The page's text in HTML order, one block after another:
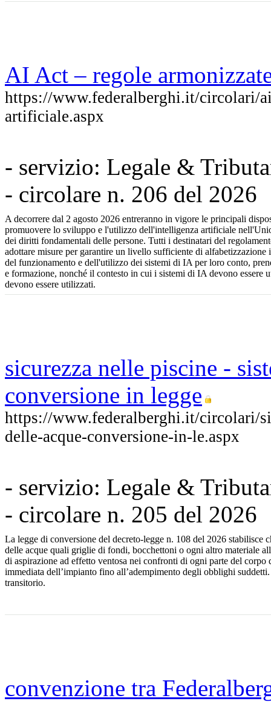
AI Act – regole
https://www.federalberghi.it/circolari/
artificiale.aspx
- servizio: Legale &
- circolare n. 206 del 2026
A decorrere dal 2 agosto 2026 entreranno in vigore le principali
promuovere lo sviluppo e l'utilizzo dell'intelligenza artificiale
dei diritti fondamentali delle persone. Tutti i destinatari del
adottare misure per garantire un livello sufficiente di
del funzionamento e dell'utilizzo dei sistemi di IA per loro conto,
e formazione, nonché il contesto in cui i sistemi di IA devono
devono essere utilizzati.
sicurezza nelle piscine -
conversione in legge
https://www.federalberghi.it/circolari/
delle-acque-conversione-in-le.aspx
- servizio: Legale &
- circolare n. 205 del 2026
La legge di conversione del decreto-legge n. 108 del 2026 stabilisce
delle acque quali griglie di fondi, bocchettoni o ogni altro materiale
di aspirazione ad effetto ventosa nei confronti di ogni parte del
immediata dell’impianto fino all’adempimento degli obblighi
transitorio.
convenzione tra